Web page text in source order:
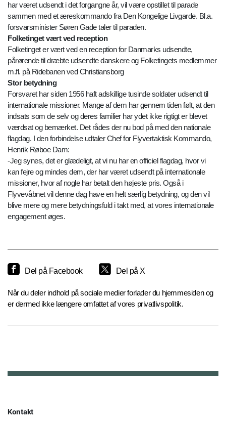
har været udsendt i det forgangne år, vil være opstillet til parade
sammen med et æreskommando fra Den Kongelige Livgarde. Bl.a.
forsvarsminister Søren Gade taler til paraden.
Folketinget vært ved reception
Folketinget er vært ved en reception for Danmarks udsendte,
pårørende til dræbte udsendte danskere og Folketingets medlemmer
m.fl. på Ridebanen ved Christiansborg
Stor betydning
Forsvaret har siden 1956 haft adskillige tusinde soldater udsendt til
internationale missioner. Mange af dem har gennem tiden følt, at den
indsats som de selv og deres familier har ydet ikke rigtigt er blevet
værdsat og bemærket. Det rådes der nu bod på med den nationale
flagdag. I den forbindelse udtaler Chef for Flyvertaktisk Kommando,
Henrik Røboe Dam:
-Jeg synes, det er glædeligt, at vi nu har en officiel flagdag, hvor vi
kan fejre og mindes dem, der har været udsendt på internationale
missioner, hvor af nogle har betalt den højeste pris. Også i
Flyvevåbnet vil denne dag have en helt særlig betydning, og den vil
blive mere og mere betydningsfuld i takt med, at vores internationale
engagement øges.
Del på Facebook Del på X
Når du deler indhold på sociale medier forlader du hjemmesiden og
er dermed ikke længere omfattet af vores privatlivspolitik.
Kontakt